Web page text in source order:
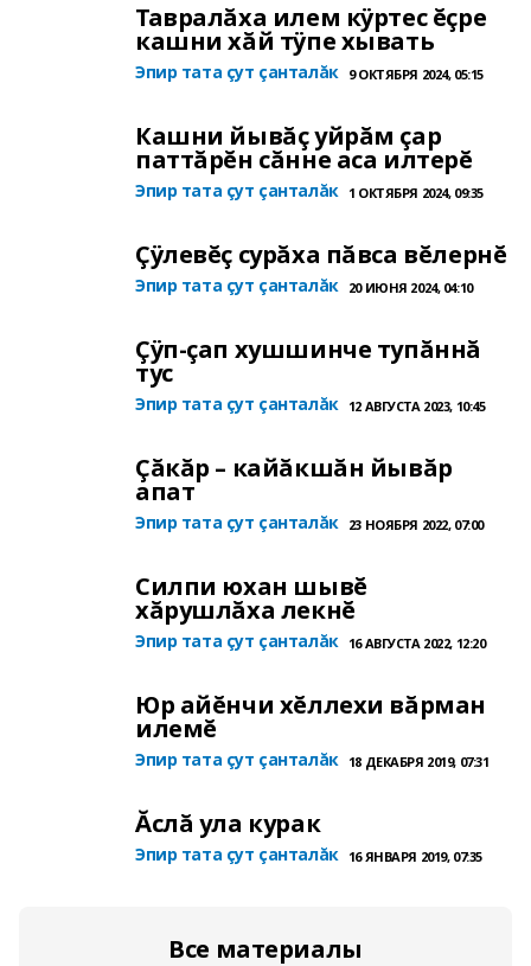
Тавралăха илем кÿртес ĕçре
кашни хăй тÿпе хывать
Эпир тата çут çанталăк 9 ОКТЯБРЯ 2024, 05:15
Кашни йывăç уйрăм çар
паттăрĕн сăнне аса илтерĕ
Эпир тата çут çанталăк 1 ОКТЯБРЯ 2024, 09:35
Çÿлевĕç сурăха пăвса вĕлернĕ
Эпир тата çут çанталăк 20 ИЮНЯ 2024, 04:10
Çÿп-çап хушшинче тупăннă
тус
Эпир тата çут çанталăк 12 АВГУСТА 2023, 10:45
Çăкăр – кайăкшăн йывăр
апат
Эпир тата çут çанталăк 23 НОЯБРЯ 2022, 07:00
Силпи юхан шывĕ
хăрушлăха лекнĕ
Эпир тата çут çанталăк 16 АВГУСТА 2022, 12:20
Юр айĕнчи хĕллехи вăрман
илемĕ
Эпир тата çут çанталăк 18 ДЕКАБРЯ 2019, 07:31
Ăслă ула курак
Эпир тата çут çанталăк 16 ЯНВАРЯ 2019, 07:35
Все материалы